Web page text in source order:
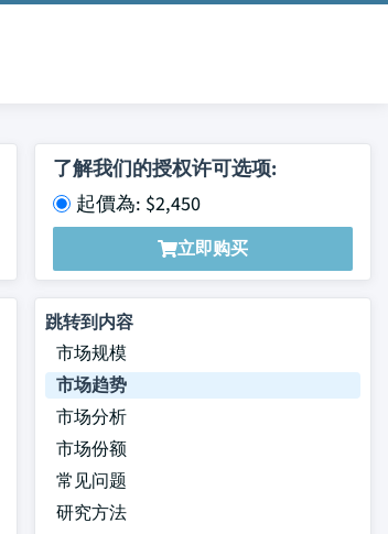
了解我们的授权许可选项:
起價為: $2,450
立即购买
跳转到内容
市场规模
市场趋势
市场分析
市场份额
常见问题
研究方法